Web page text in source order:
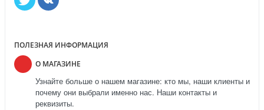
ПОЛЕЗНАЯ ИНФОРМАЦИЯ
О МАГАЗИНЕ
Узнайте больше о нашем магазине: кто мы, наши клиенты и
почему они выбрали именно нас. Наши контакты и
реквизиты.